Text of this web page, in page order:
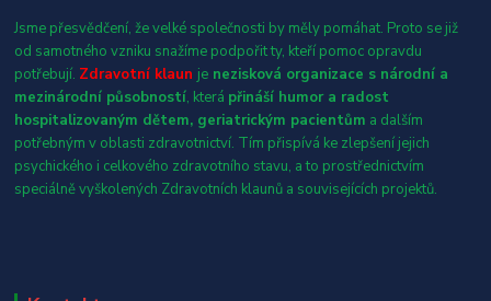
Jsme přesvědčení, že velké společnosti by měly pomáhat. Proto se již
od samotného vzniku snažíme podpořit ty, kteří pomoc opravdu
potřebují. Zdravotní klaun je nezisková organizace s národní a
mezinárodní působností, která přináší humor a radost
hospitalizovaným dětem, geriatrickým pacientům a dalším
potřebným v oblasti zdravotnictví. Tím přispívá ke zlepšení jejich
psychického i celkového zdravotního stavu, a to prostřednictvím
speciálně vyškolených Zdravotních klaunů a souvisejících projektů.